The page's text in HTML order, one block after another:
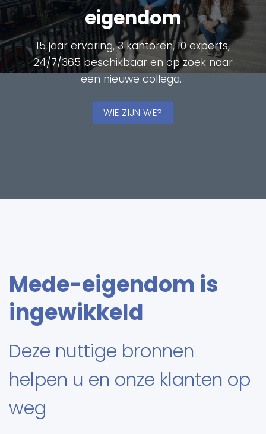
eigendom
15 jaar ervaring, 3 kantoren, 10 experts,
24/7/365 beschikbaar en op zoek naar
een nieuwe collega.
WIE ZIJN WE?
Mede-eigendom is
ingewikkeld
Deze nuttige bronnen
helpen u en onze klanten op
weg